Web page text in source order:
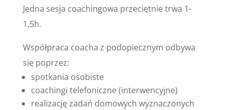
Jedna sesja coachingowa przeciętnie trwa 1-
1,5h.
Współpraca coacha z podopiecznym odbywa
się poprzez:
spotkania osobiste
coachingi telefoniczne (interwencyjne)
realizację zadań domowych wyznaczonych